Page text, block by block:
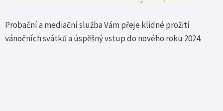
Probační a mediační služba Vám přeje klidné prožití
vánočních svátků a úspěšný vstup do nového roku 2024.